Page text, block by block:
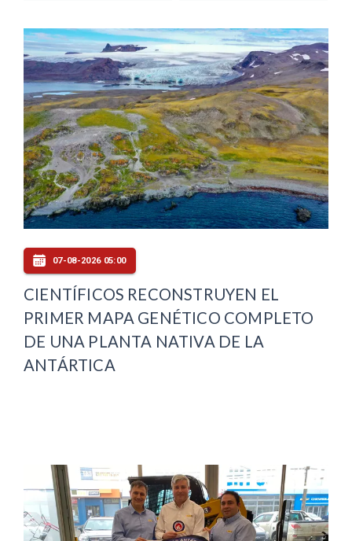
07-08-2026 05:00
CIENTÍFICOS RECONSTRUYEN EL
PRIMER MAPA GENÉTICO COMPLETO
DE UNA PLANTA NATIVA DE LA
ANTÁRTICA